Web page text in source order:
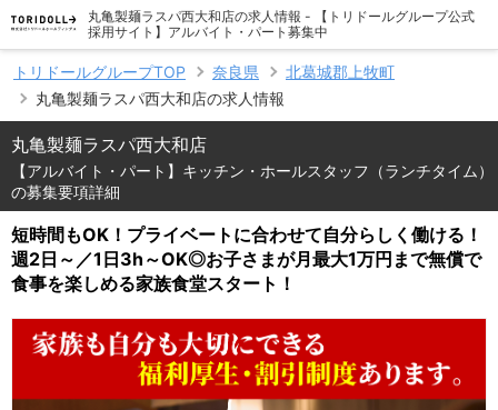
丸亀製麺ラスパ西大和店の求人情報 - 【トリドールグループ公式
採用サイト】アルバイト・パート募集中
トリドールグループTOP 奈良県
北葛城郡上牧町
丸亀製麺ラスパ西大和店の求人情報
丸亀製麺ラスパ西大和店
【アルバイト・パート】キッチン・ホールスタッフ（ランチタイム）
の募集要項詳細
短時間もOK！プライベートに合わせて自分らしく働ける！
週2日～／1日3h～OK◎お子さまが月最大1万円まで無償で
食事を楽しめる家族食堂スタート！